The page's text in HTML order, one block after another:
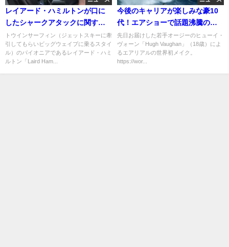
レイアード・ハミルトンが口に
したシャークアタックに関する
見解が女性差別とヒートアップ
トウインサーフィン（ジェットスキーに牽
引してもらいビッグウェイブに乗るスタイ
ル）のパイオニアであるレイアード・ハミ
ルトン「Laird Ham...
今後のキャリアが楽しみな豪10
代！エアショーで話題沸騰のヒ
ューイ・ヴォーン
先日お届けした若手オージーのヒューイ・
ヴォーン「Hugh Vaughan」（18歳）によ
るエアリアルの世界初メイク。
https://wor...